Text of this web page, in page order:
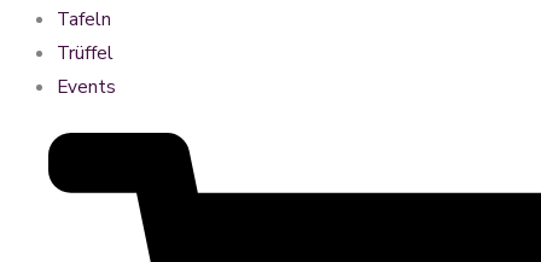
Tafeln
Trüffel
Events